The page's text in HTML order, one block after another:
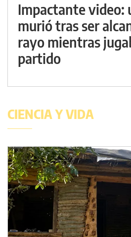
Impactante video:
murió tras ser
rayo mientras
partido
CIENCIA Y VIDA